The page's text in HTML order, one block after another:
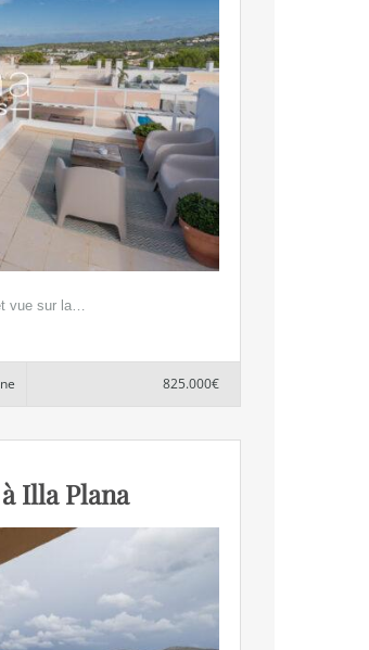
vue sur la…
825.000€
Illa Plana